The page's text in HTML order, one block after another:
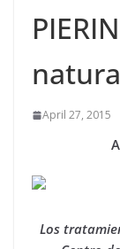
April 27, 2015
Los